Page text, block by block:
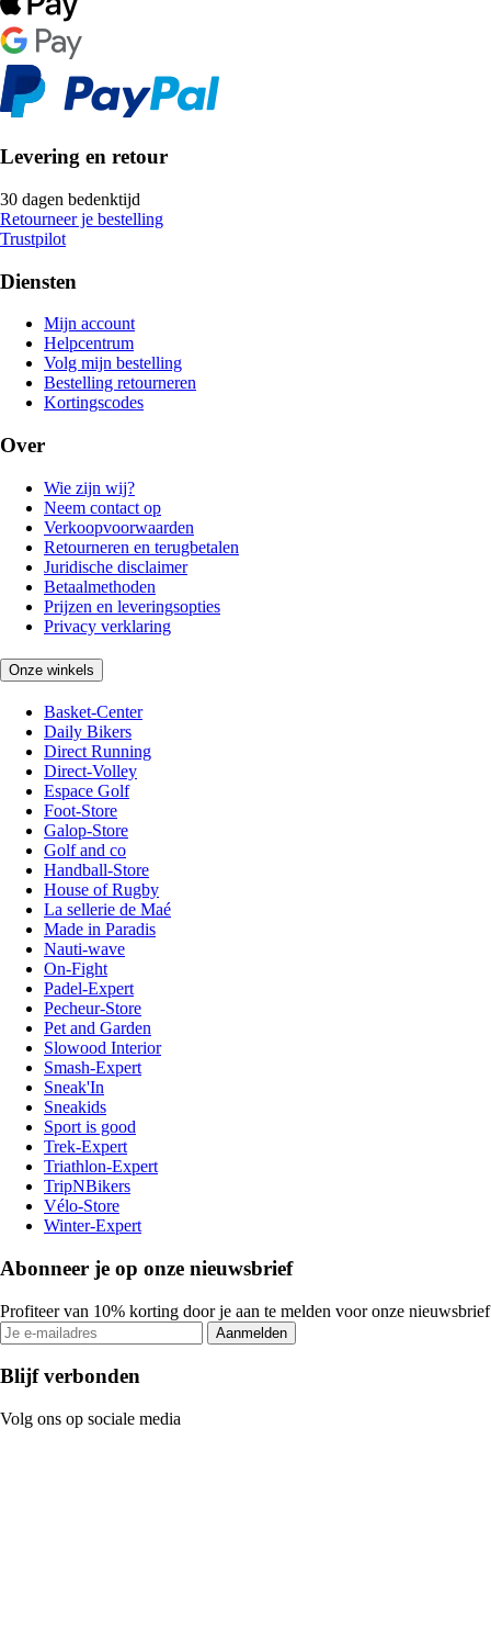
Levering en retour
30 dagen bedenktijd
Retourneer je bestelling
Trustpilot
Diensten
Mijn account
Helpcentrum
Volg mijn bestelling
Bestelling retourneren
Kortingscodes
Over
Wie zijn wij?
Neem contact op
Verkoopvoorwaarden
Retourneren en terugbetalen
Juridische disclaimer
Betaalmethoden
Prijzen en leveringsopties
Privacy verklaring
Onze winkels
Basket-Center
Daily Bikers
Direct Running
Direct-Volley
Espace Golf
Foot-Store
Galop-Store
Golf and co
Handball-Store
House of Rugby
La sellerie de Maé
Made in Paradis
Nauti-wave
On-Fight
Padel-Expert
Pecheur-Store
Pet and Garden
Slowood Interior
Smash-Expert
Sneak'In
Sneakids
Sport is good
Trek-Expert
Triathlon-Expert
TripNBikers
Vélo-Store
Winter-Expert
Abonneer je op onze nieuwsbrief
Profiteer van 10% korting door je aan te melden voor onze nieuwsbrief
Aanmelden
Blijf verbonden
Volg ons op sociale media